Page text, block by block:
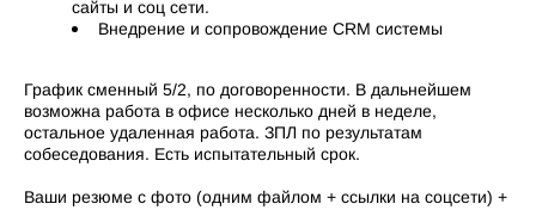
сайты и соц сети.
Внедрение и сопровождение CRM системы
График сменный 5/2, по договоренности. В дальнейшем
возможна работа в офисе несколько дней в неделе,
остальное удаленная работа. ЗПЛ по результатам
собеседования. Есть испытательный срок.
Ваши резюме с фото (одним файлом + ссылки на соцсети) +